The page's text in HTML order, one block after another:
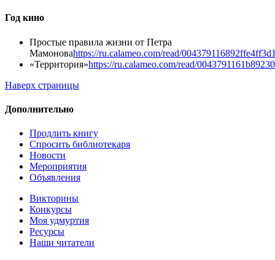
Год кино
Простые правила жизни от Петра
Мамоноваhttps://ru.calameo.com/read/
«Территория»https://ru.calameo.com/read/
Наверх страницы
Дополнительно
Продлить книгу
Спросить библиотекаря
Новости
Мероприятия
Объявления
Викторины
Конкурсы
Моя удмуртия
Ресурсы
Наши читатели